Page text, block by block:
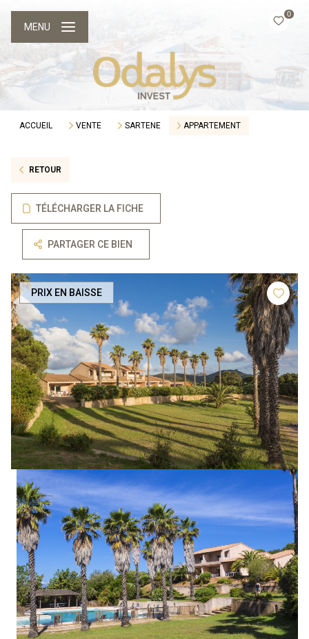
0
MENU
ACCUEIL VENTE SARTENE APPARTEMENT
RETOUR
TÉLÉCHARGER LA FICHE
PARTAGER CE BIEN
PRIX EN BAISSE